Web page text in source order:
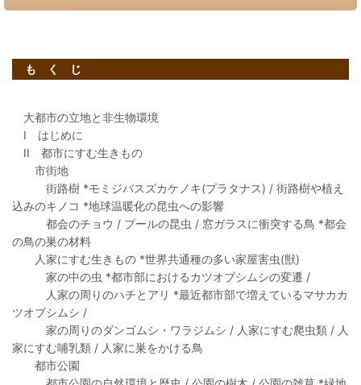
も く じ
大都市の立地と非生物環境
I はじめに
II 都市にすむ生きもの
市街地
街路樹 *モミジバスズカケノキ(プラタナス) / 街路樹や植え
込みのキノコ *地球温暖化の昆虫への影響
都会のチョウ / プールの昆虫 / 窓ガラスに衝突する鳥 *都会
の鳥の巣の材料
人家にすむ生きもの *世界共通種の多い家屋害虫(獣)
家の中の虫 *都市部におけるカツオブシムシの変遷 /
人家の周りのハチとアリ *最近都市部で増えているマサカカ
ツオブシムシ /
家の周りのダンゴムシ・ワラジムシ / 人家にすむ爬虫類 / 人
家にすむ哺乳類 / 人家に巣をかける鳥
都市公園